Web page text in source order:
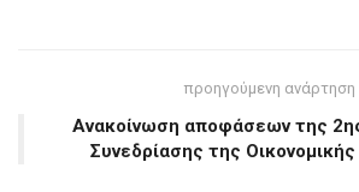
προηγούμενη ανάρτηση
Ανακοίνωση αποφάσεων της
Συνεδρίασης της